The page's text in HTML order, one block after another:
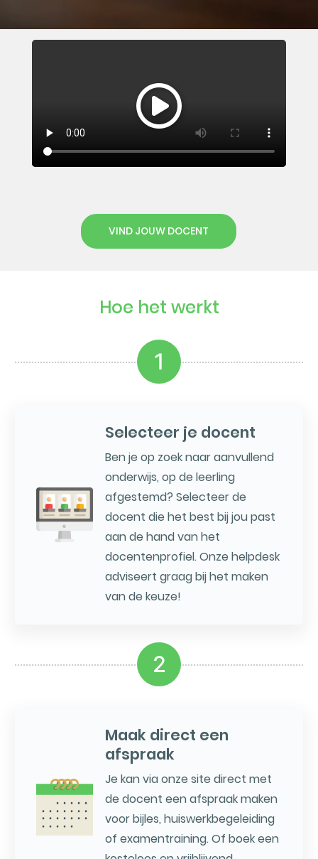
VIND JOUW DOCENT
Hoe het werkt
1
Selecteer je docent
Ben je op zoek naar aanvullend
onderwijs, op de leerling
afgestemd? Selecteer de
docent die het best bij jou past
aan de hand van het
docentenprofiel. Onze helpdesk
adviseert graag bij het maken
van de keuze!
2
Maak direct een
afspraak
Je kan via onze site direct met
de docent een afspraak maken
voor bijles, huiswerkbegeleiding
of examentraining. Of boek een